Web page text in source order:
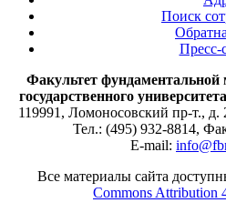
Поиск
Пресс-
Факультет
государственного
119991, Ломоносовский пр-т., д.
Тел.: (495) 932-8814,
E-mail:
Все материалы сайта
Commons Attribution